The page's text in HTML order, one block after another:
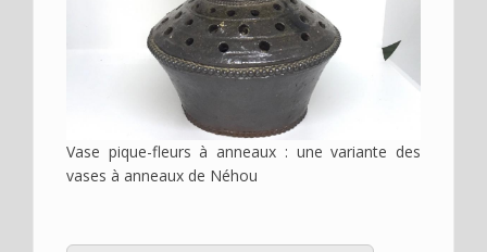
Vase pique-fleurs à anneaux : une variante des
vases à anneaux de Néhou